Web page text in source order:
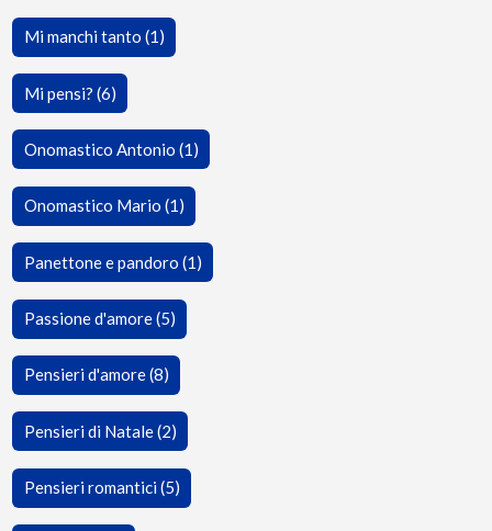
Mi manchi tanto (1)
Mi pensi? (6)
Onomastico Antonio (1)
Onomastico Mario (1)
Panettone e pandoro (1)
Passione d'amore (5)
Pensieri d'amore (8)
Pensieri di Natale (2)
Pensieri romantici (5)